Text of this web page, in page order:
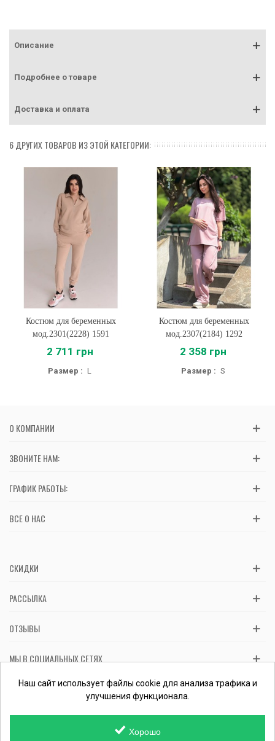
Описание
Подробнее о товаре
Доставка и оплата
6 ДРУГИХ ТОВАРОВ ИЗ ЭТОЙ КАТЕГОРИИ:
Костюм для беременных
мод.2301(2228) 1591
2 711 грн
Размер : L
Костюм для беременных
мод.2307(2184) 1292
2 358 грн
Размер : S
О КОМПАНИИ
ЗВОНИТЕ НАМ:
ГРАФИК РАБОТЫ:
ВСЕ О НАС
СКИДКИ
РАССЫЛКА
ОТЗЫВЫ
МЫ В СОЦИАЛЬНЫХ СЕТЯХ
Вас обслуживает ФЛП Косташ С.И., номер записи в ЕГР 2 673 000
0000 057597 от 06.01.2017.Проверить ФЛП
Наш сайт использует файлы cookie для анализа трафика и
улучшения функционала.
Хорошо